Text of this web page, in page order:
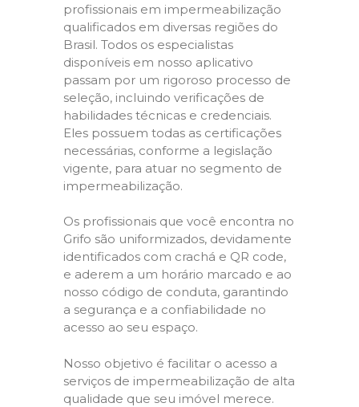
profissionais em impermeabilização
qualificados em diversas regiões do
Brasil. Todos os especialistas
disponíveis em nosso aplicativo
passam por um rigoroso processo de
seleção, incluindo verificações de
habilidades técnicas e credenciais.
Eles possuem todas as certificações
necessárias, conforme a legislação
vigente, para atuar no segmento de
impermeabilização.
Os profissionais que você encontra no
Grifo são uniformizados, devidamente
identificados com crachá e QR code,
e aderem a um horário marcado e ao
nosso código de conduta, garantindo
a segurança e a confiabilidade no
acesso ao seu espaço.
Nosso objetivo é facilitar o acesso a
serviços de impermeabilização de alta
qualidade que seu imóvel merece.